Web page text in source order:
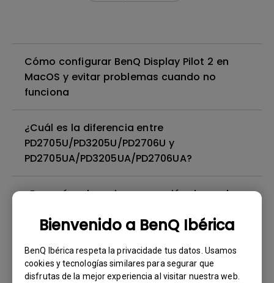
Bienvenido a BenQ Ibérica
BenQ Ibérica respeta la privacidade tus datos. Usamos
cookies y tecnologías similares para segurar que
disfrutas de la mejor experiencia al visitar nuestra web.
Cómo configurar BenQ Display Pilot 2 en
MacOS y evitar problemas cuando no
funciona
¿Cuál es la diferencia entre
PD2705U/PD3205U/PD2706U y
PD2705UA/PD3205UA/PD2706UA?
¿Por qué no hay ninguna opción de modo
modo de color específicas para la
Pilot?